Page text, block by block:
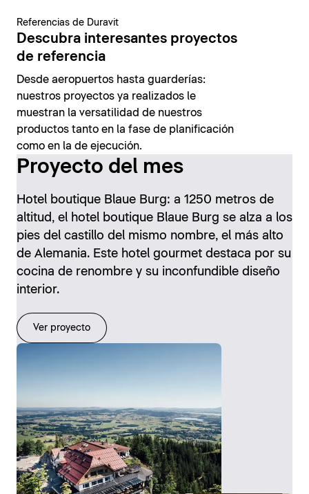
Referencias de Duravit
Descubra interesantes proyectos
de referencia
Desde aeropuertos hasta guarderías:
nuestros proyectos ya realizados le
muestran la versatilidad de nuestros
productos tanto en la fase de planificación
como en la de ejecución.
Proyecto del mes
Hotel boutique Blaue Burg: a 1250 metros de
altitud, el hotel boutique Blaue Burg se alza a los
pies del castillo del mismo nombre, el más alto
de Alemania. Este hotel gourmet destaca por su
cocina de renombre y su inconfundible diseño
interior.
Ver proyecto